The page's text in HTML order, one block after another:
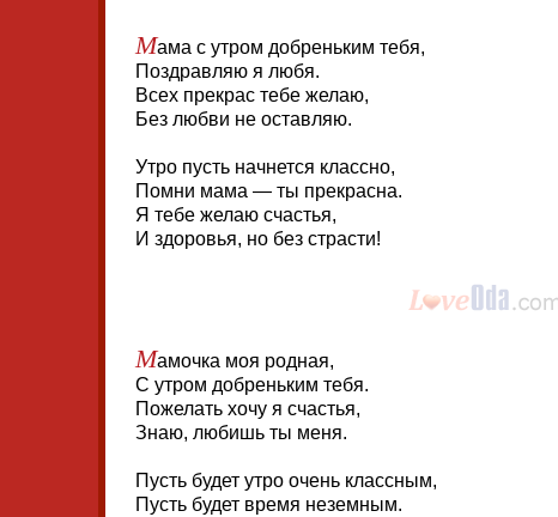
Мама с утром добреньким тебя,
Поздравляю я любя.
Всех прекрас тебе желаю,
Без любви не оставляю.
Утро пусть начнется классно,
Помни мама — ты прекрасна.
Я тебе желаю счастья,
И здоровья, но без страсти!
Мамочка моя родная,
С утром добреньким тебя.
Пожелать хочу я счастья,
Знаю, любишь ты меня.
Пусть будет утро очень классным,
Пусть будет время неземным.